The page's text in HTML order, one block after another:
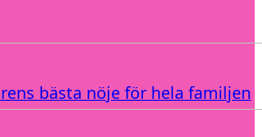
bästa nöje för hela familjen